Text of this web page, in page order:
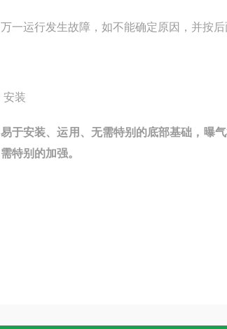
万一运行发生故障，如不能确定原因，并按
安装
易于安装、运用、无需特别的底部基础，曝
需特别的加强。